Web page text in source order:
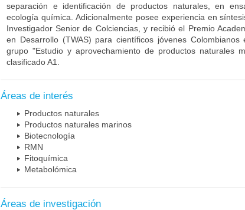
separación e identificación de productos naturales, en
ecología química. Adicionalmente posee experiencia en
Investigador Senior de Colciencias, y recibió el Premio
en Desarrollo (TWAS) para científicos jóvenes
grupo "Estudio y aprovechamiento de productos naturales
clasificado A1.
Áreas de interés
Productos naturales
Productos naturales marinos
Biotecnología
RMN
Fitoquímica
Metabolómica
Áreas de investigación